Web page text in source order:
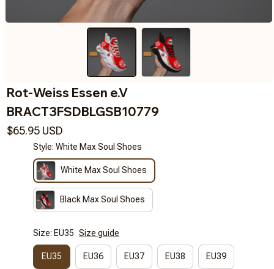
Rot-Weiss Essen e.V
BRACT3FSDBLGSB10779
$65.95 USD
Style: White Max Soul Shoes
White Max Soul Shoes
Black Max Soul Shoes
Size: EU35 Size guide
EU35 EU36 EU37 EU38 EU39